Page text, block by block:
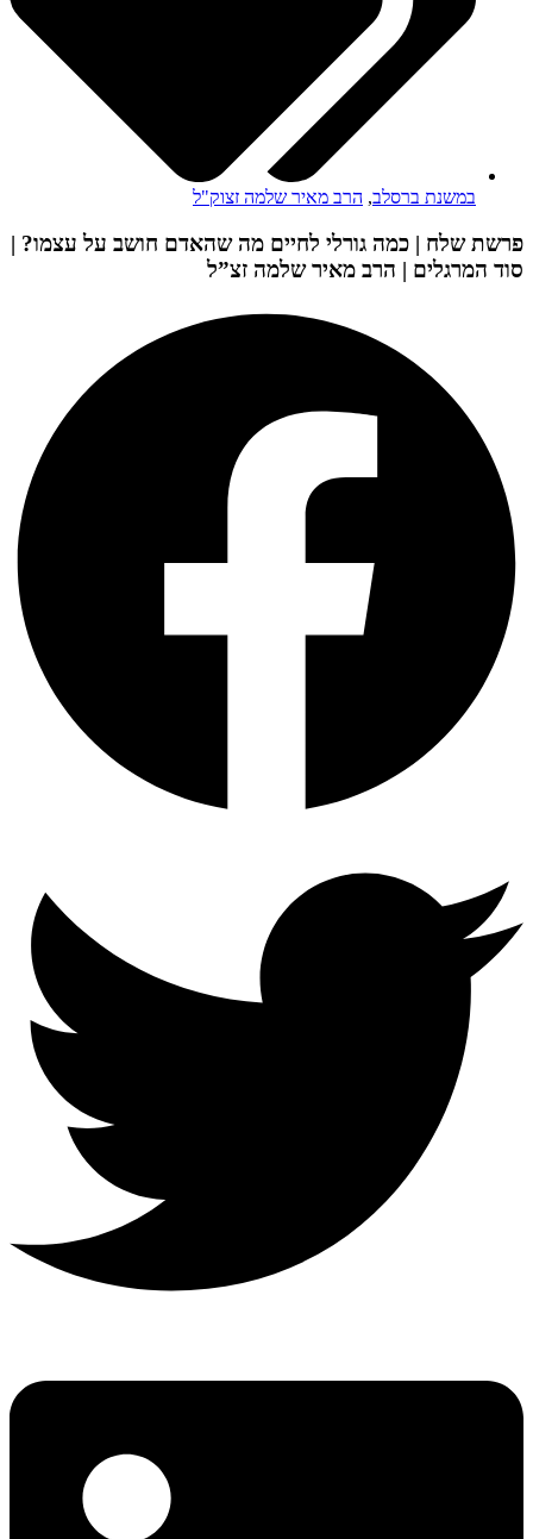
במשנת ברסלב, הרב מאיר שלמה זצוק"ל
פרשת שלח | כמה גורלי לחיים מה שהאדם חושב על עצמו? |
סוד המרגלים | הרב מאיר שלמה זצ”ל